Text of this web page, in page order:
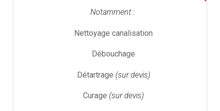
Notamment :
Nettoyage canalisation
Débouchage
Détartrage (sur devis)
Curage (sur devis)